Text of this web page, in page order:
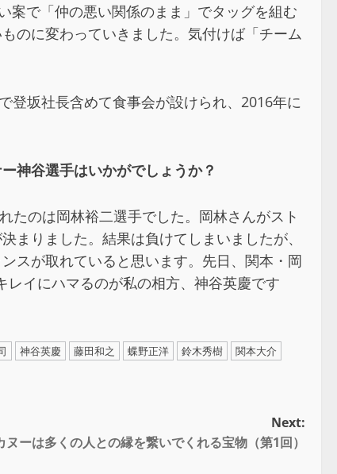
案で「仲の悪い関係のまま」でタッグを組む
のに変わっていきました。気付けば「チーム
登坂社長含めて食事会が設けられ、2016年に
神谷選手はいかがでしょうか？
たのは岡林裕二選手でした。岡林さんがスト
まりました。結果は負けてしまいましたが、
スが取れていると思います。先日、関本・岡
イにハマるのが私の相方、神谷英慶です
神谷英慶 藤田和之 蝶野正洋 鈴木秀樹 関本大介
Next:
ヌーは多くの人との縁を繋いでくれる宝物（第1回）